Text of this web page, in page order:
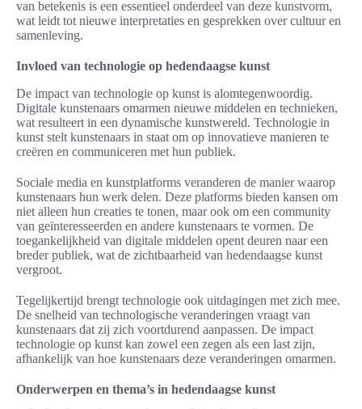
van betekenis is een essentieel onderdeel van deze kunstvorm,
wat leidt tot nieuwe interpretaties en gesprekken over cultuur en
samenleving.
Invloed van technologie op hedendaagse kunst
De impact van technologie op kunst is alomtegenwoordig.
Digitale kunstenaars omarmen nieuwe middelen en technieken,
wat resulteert in een dynamische kunstwereld. Technologie in
kunst stelt kunstenaars in staat om op innovatieve manieren te
creëren en communiceren met hun publiek.
Sociale media en kunstplatforms veranderen de manier waarop
kunstenaars hun werk delen. Deze platforms bieden kansen om
niet alleen hun creaties te tonen, maar ook om een community
van geïnteresseerden en andere kunstenaars te vormen. De
toegankelijkheid van digitale middelen opent deuren naar een
breder publiek, wat de zichtbaarheid van hedendaagse kunst
vergroot.
Tegelijkertijd brengt technologie ook uitdagingen met zich mee.
De snelheid van technologische veranderingen vraagt van
kunstenaars dat zij zich voortdurend aanpassen. De impact
technologie op kunst kan zowel een zegen als een last zijn,
afhankelijk van hoe kunstenaars deze veranderingen omarmen.
Onderwerpen en thema’s in hedendaagse kunst